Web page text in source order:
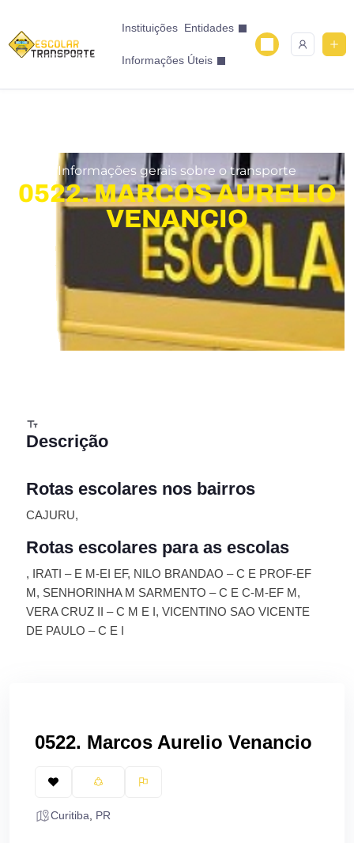
Instituições Entidades
Informações Úteis
Informações gerais sobre o transporte
0522. MARCOS AURELIO
VENANCIO
0522. Marcos Aurelio Venancio
Curitiba PR
Descrição
Rotas escolares nos bairros
CAJURU,
Rotas escolares para as escolas
, IRATI – E M-EI EF, NILO BRANDAO – C E PROF-EF
M, SENHORINHA M SARMENTO – C E C-M-EF M,
VERA CRUZ II – C M E I, VICENTINO SAO VICENTE
DE PAULO – C E I